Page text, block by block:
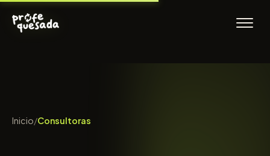
Inicio/Consultoras